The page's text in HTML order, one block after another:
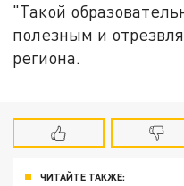
"Такой
полезным и
региона.
ЧИТАЙТЕ ТАКЖЕ: